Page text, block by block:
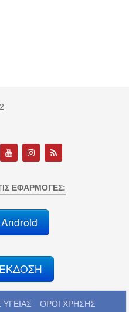
ΕΦΑΡΜΟΓΈΣ:
Android
ΟΡΟΙ ΧΡΗΣΗΣ